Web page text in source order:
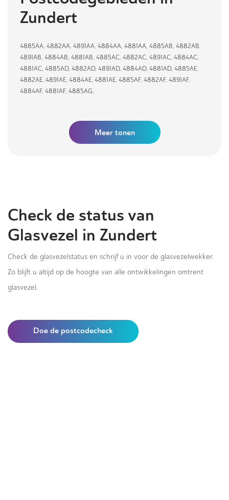
Zundert
4885AA, 4882AA, 4891AA, 4884AA, 4881AA, 4885AB, 4882AB,
4891AB, 4884AB, 4881AB, 4885AC, 4882AC, 4891AC, 4884AC,
4881AC, 4885AD, 4882AD, 4891AD, 4884AD, 4881AD, 4885AE,
4882AE, 4891AE, 4884AE, 4881AE, 4885AF, 4882AF, 4891AF,
4884AF, 4881AF, 4885AG,
Meer tonen
Check de status van
Glasvezel in Zundert
Check de glasvezelstatus en schrijf u in voor de glasvezelwekker.
Zo blijft u altijd op de hoogte van alle ontwikkelingen omtrent
glasvezel.
Doe de postcodecheck